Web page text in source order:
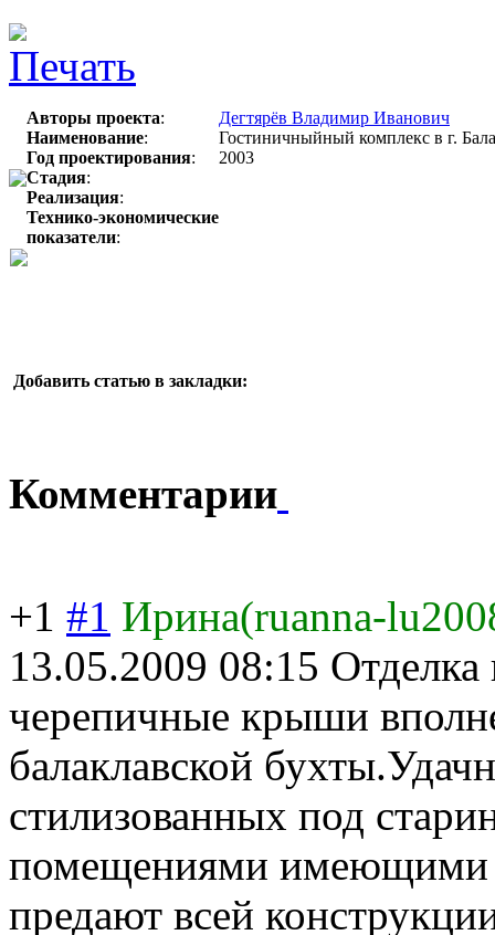
Авторы проекта:
Дегтярёв Владимир Иванович
Наименование:
Гостиничныйный комплекс в г.
Год проектирования:
2003
Стадия:
Реализация:
Технико-экономические
показатели:
Добавить статью в закладки:
Комментарии
+1 #1 Ирина(ruanna-
13.05.2009 08:15 Отделка
черепичные крыши
балаклавской
стилизованных под
помещениями имеющими
предают всей